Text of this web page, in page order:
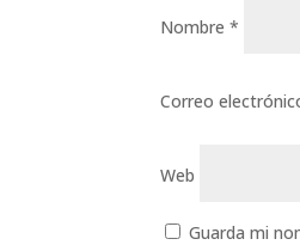
Nombre*
Correo
Web
Guarda mi